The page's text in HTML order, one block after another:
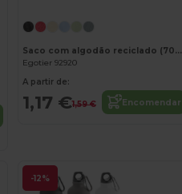
Saco com algodão reciclado (70%) e poliéster (30% rPET) (140 g/m²)
Egotier 92920
A partir de:
1,17 €1,59 € Encomendar
-12%